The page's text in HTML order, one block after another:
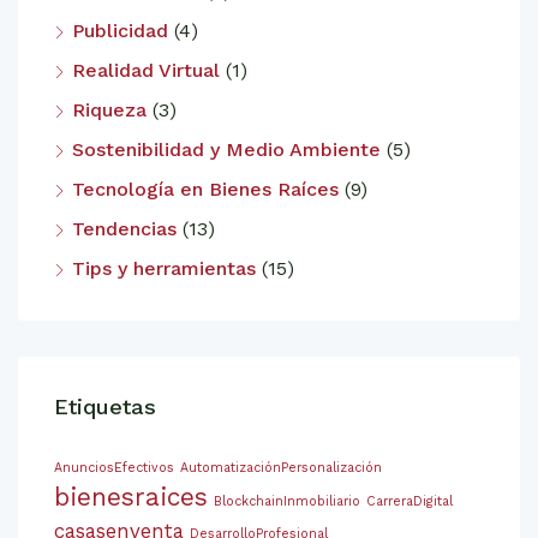
Publicidad (4)
Realidad Virtual (1)
Riqueza (3)
Sostenibilidad y Medio Ambiente (5)
Tecnología en Bienes Raíces (9)
Tendencias (13)
Tips y herramientas (15)
Etiquetas
AnunciosEfectivos AutomatizaciónPersonalización
bienesraices BlockchainInmobiliario CarreraDigital
casasenventa DesarrolloProfesional